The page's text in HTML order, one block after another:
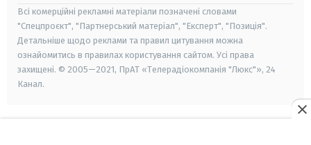
Всі комерційні рекламні матеріали позначені словами
"Спецпроєкт", "Партнерський матеріал", "Експерт", "Позиція".
Детальніше щодо реклами та правил цитування можна
ознайомитись в правилах користування сайтом. Усі права
захищені. © 2005—2021, ПрАТ «Телерадіокомпанія "Люкс"», 24
Канал.